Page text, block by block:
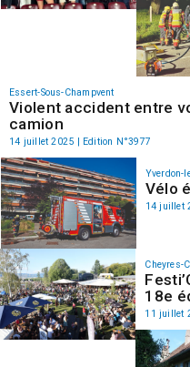
Essert-Sous-Champvent
Violent accident entre
camion
14 juillet 2025 | Edition N°3977
Yverdon-
Vélo
14 juillet
Cheyres-
18e
11 juillet